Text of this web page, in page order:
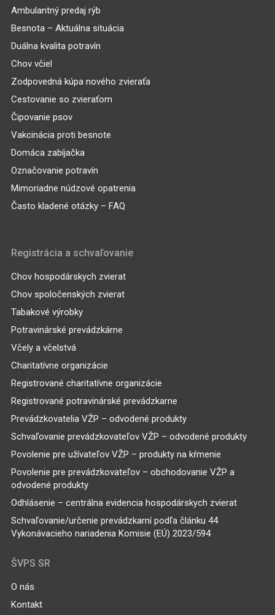
Ambulantný predaj rýb
Besnota – Aktuálna situácia
Duálna kvalita potravín
Chov včiel
Zodpovedná kúpa nového zvieraťa
Cestovanie so zvieraťom
Čipovanie psov
Vakcinácia proti besnote
Domáca zabíjačka
Označovanie potravín
Mimoriadne núdzové opatrenia
Často kladené otázky – FAQ
Registrácia a schvaľovanie
Chov hospodárskych zvierat
Chov spoločenských zvierat
Tabakové výrobky
Potravinárské prevádzkárne
Včely a včelstvá
Charitatívne organizácie
Registrované charitatívne organizácie
Registrované potravinárské prevádzkarne
Prevádzkovatelia VŽP – odvodené produkty
Schvaľovanie prevádzkovateľov VŽP – odvodené produkty
Povolenie pre užívateľov VŽP – produkty na kŕmenie
Povolenie pre prevádzkovateľov – obchodovanie VŽP a
odvodené produkty
Odhlásenie – centrálna evidencia hospodárskych zvierat
Schvaľovanie/určenie prevádzkarní podľa článku 44
Vykonávacieho nariadenia Komisie (EÚ) 2023/594
ŠVPS SR
O nás
Kontakt